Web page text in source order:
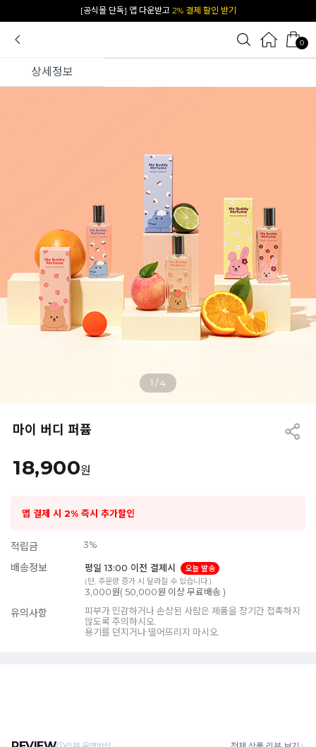
[공식몰 단독] 앱 다운받고 2% 결제 할인 받기
0
상세정보
1 /4
마이 버디 퍼퓸
18,900원
앱 결제 시 2% 즉시 추가할인
적립금 3%
배송정보 평일 13:00 이전 결제시
오늘 발송
(단, 주문량 증가 시 달라질 수 있습니다.)
3,000원( 50,000원 이상 무료배송 )
유의사항
피부가 민감하거나 손상된 사람은 제품을 장기간 접촉하지
않도록 주의하시오.
용기를 던지거나 떨어뜨리지 마시오.